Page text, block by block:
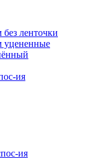
ленточки
уцененные
ия
ия